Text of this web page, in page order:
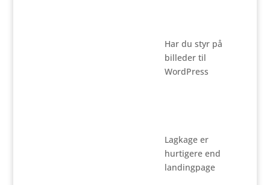
Har du styr på
billeder til
WordPress
Lagkage er
hurtigere end
landingpage